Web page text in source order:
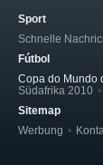
Sport
Schnelle
Fútbol
Copa do Mundo
Südafrika 2010
Sitemap
Werbung